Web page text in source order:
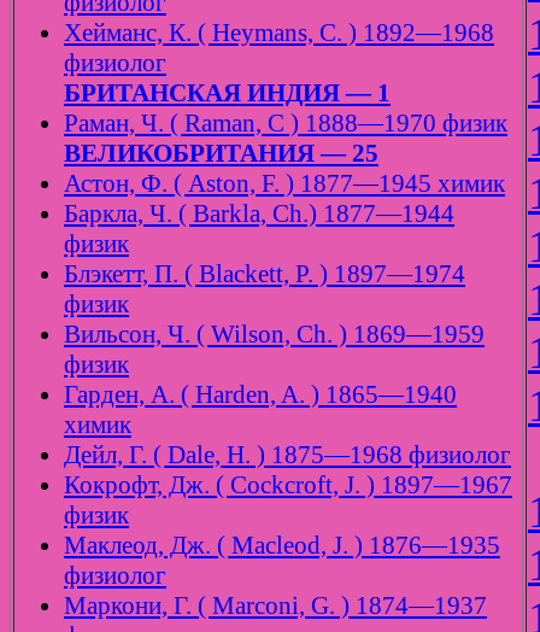
Хейманс, К. ( Heymans, C. ) 1892—1968
физиолог
БРИТАНСКАЯ ИНДИЯ — 1
Раман, Ч. ( Raman, C ) 1888—1970 физик
ВЕЛИКОБРИТАНИЯ — 25
Астон, Ф. ( Aston, F. ) 1877—1945 химик
Баркла, Ч. ( Barkla, Ch.) 1877—1944
физик
Блэкетт, П. ( Blackett, P. ) 1897—1974
физик
Вильсон, Ч. ( Wilson, Ch. ) 1869—1959
физик
Гарден, А. ( Harden, A. ) 1865—1940
химик
Дейл, Г. ( Dale, H. ) 1875—1968 физиолог
Кокрофт, Дж. ( Cockcroft, J. ) 1897—1967
физик
Маклеод, Дж. ( Macleod, J. ) 1876—1935
физиолог
Маркони, Г. ( Marconi, G. ) 1874—1937